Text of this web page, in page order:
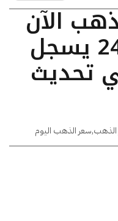
الآن
في مصر: عيار 24 يسجل
في تحديث
,سعر الذهب اليوم